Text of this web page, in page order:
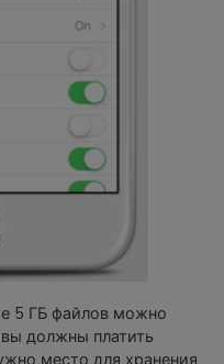
5 ГБ файлов можно
должны платить
место для хранения